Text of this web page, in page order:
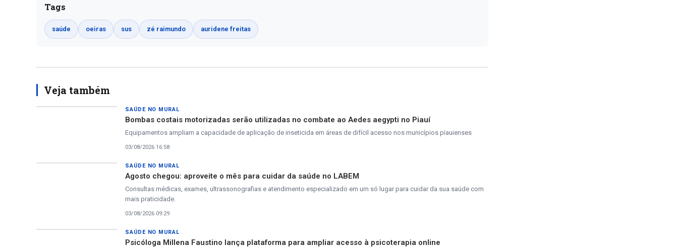
Tags
saúde oeiras sus zé raimundo auridene freitas
Veja também
SAÚDE NO MURAL
Bombas costais motorizadas serão utilizadas no combate ao Aedes aegypti no Piauí
Equipamentos ampliam a capacidade de aplicação de inseticida em áreas de difícil acesso nos municípios piauienses
03/08/2026 16:58
SAÚDE NO MURAL
Agosto chegou: aproveite o mês para cuidar da saúde no LABEM
Consultas médicas, exames, ultrassonografias e atendimento especializado em um só lugar para cuidar da sua saúde com
mais praticidade.
03/08/2026 09:29
SAÚDE NO MURAL
Psicóloga Millena Faustino lança plataforma para ampliar acesso à psicoterapia online